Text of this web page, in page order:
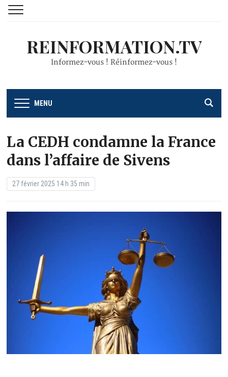
REINFORMATION.TV
Informez-vous ! Réinformez-vous !
MENU
La CEDH condamne la France
dans l’affaire de Sivens
27 février 2025 14 h 35 min